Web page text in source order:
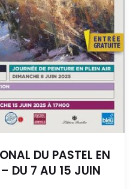
DU PASTEL EN
DU 7 AU 15 JUIN